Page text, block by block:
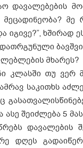
დავალებების
მეცადინეობა?
იგივე?”, ხშირად
მხარეს?
თუ ვერ
საკითხს
შეიძლება 5
დავალების
დღეს